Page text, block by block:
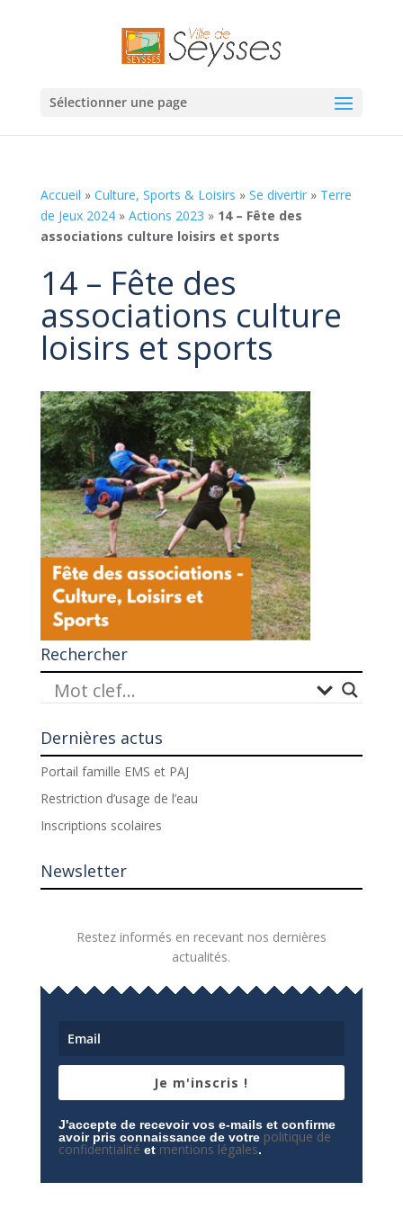
Sélectionner une page
Accueil » Culture, Sports & Loisirs » Se divertir» Terre
de Jeux 2024» Actions 2023 » 14 – Fête des
associations culture loisirs et sports
14 – Fête des
associations culture
loisirs et sports
Rechercher
Dernières actus
Portail famille EMS et PAJ
Restriction d’usage de l’eau
Inscriptions scolaires
Newsletter
Restez informés en recevant nos dernières
actualités.
Je m'inscris !
J'accepte de recevoir vos e-mails et confirme
avoir pris connaissance de votre politique de
confidentialité et mentions légales.